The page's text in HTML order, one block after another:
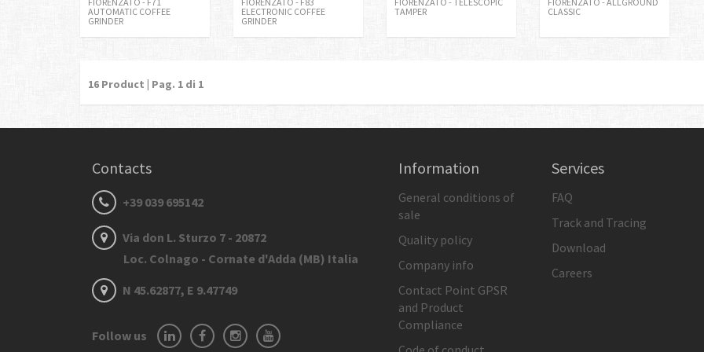
AUTOMATIC COFFEE
GRINDER
ELECTRONIC COFFEE
GRINDER
TAMPER
CLASSIC
16 Product | Pag. 1 di 1
Contacts
+39 039 695142
Via don L. Sturzo 7 - 20872
Loc. Colnago - Cornate d'Adda (MB) Italia
N 45.62877, E 9.47749
Follow us
Information
General conditions of
sale
Quality policy
Company info
Contact Point GPSR
and Product
Compliance
Services
FAQ
Track and Tracing
Download
Careers